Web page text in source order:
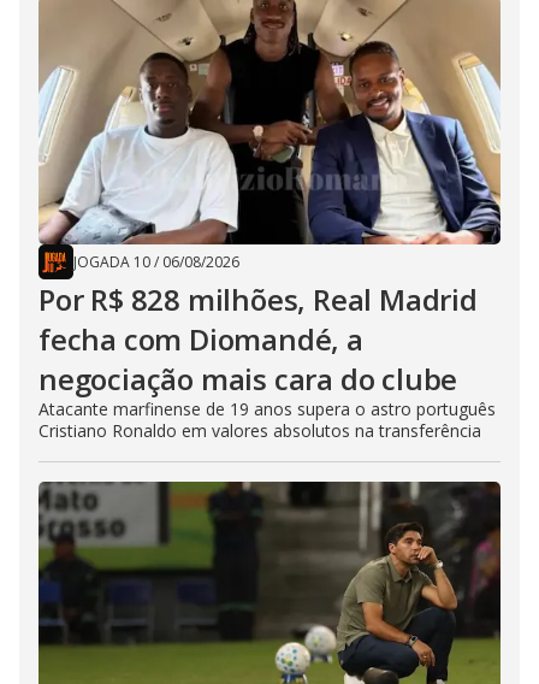
JOGADA 10/ 06/08/2026
Por R$ 828 milhões, Real Madrid
fecha com Diomandé, a
negociação mais cara do clube
Atacante marfinense de 19 anos supera o astro português
Cristiano Ronaldo em valores absolutos na transferência